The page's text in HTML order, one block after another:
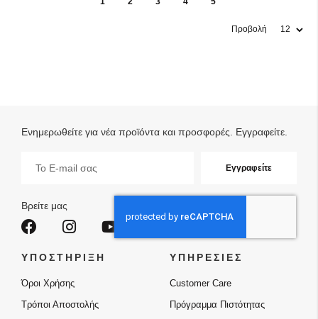
Προβολή
Ενημερωθείτε για νέα προϊόντα και προσφορές. Εγγραφείτε.
Δελτίο:
Εγγραφείτε
Βρείτε μας
ΥΠΟΣΤΗΡΙΞΗ
Όροι Χρήσης
Τρόποι Αποστολής
ΥΠΗΡΕΣΙΕΣ
Customer Care
Πρόγραμμα Πιστότητας